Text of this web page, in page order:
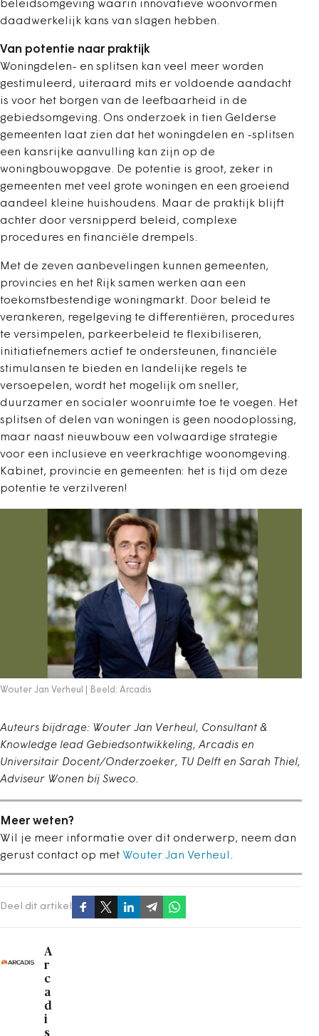
beleidsomgeving waarin innovatieve woonvormen
daadwerkelijk kans van slagen hebben.
Van potentie naar praktijk
Woningdelen- en splitsen kan veel meer worden
gestimuleerd, uiteraard mits er voldoende aandacht
is voor het borgen van de leefbaarheid in de
gebiedsomgeving. Ons onderzoek in tien Gelderse
gemeenten laat zien dat het woningdelen en -splitsen
een kansrijke aanvulling kan zijn op de
woningbouwopgave. De potentie is groot, zeker in
gemeenten met veel grote woningen en een groeiend
aandeel kleine huishoudens. Maar de praktijk blijft
achter door versnipperd beleid, complexe
procedures en financiële drempels.
Met de zeven aanbevelingen kunnen gemeenten,
provincies en het Rijk samen werken aan een
toekomstbestendige woningmarkt. Door beleid te
verankeren, regelgeving te differentiëren, procedures
te versimpelen, parkeerbeleid te flexibiliseren,
initiatiefnemers actief te ondersteunen, financiële
stimulansen te bieden en landelijke regels te
versoepelen, wordt het mogelijk om sneller,
duurzamer en socialer woonruimte toe te voegen. Het
splitsen of delen van woningen is geen noodoplossing,
maar naast nieuwbouw een volwaardige strategie
voor een inclusieve en veerkrachtige woonomgeving.
Kabinet, provincie en gemeenten: het is tijd om deze
potentie te verzilveren!
Wouter Jan Verheul | Beeld: Arcadis
Auteurs bijdrage: Wouter Jan Verheul, Consultant &
Knowledge lead Gebiedsontwikkeling, Arcadis en
Universitair Docent/Onderzoeker, TU Delft en Sarah Thiel,
Adviseur Wonen bij Sweco.
Meer weten?
Wil je meer informatie over dit onderwerp, neem dan
gerust contact op met Wouter Jan Verheul .
Deel dit artikel
A
r
c
a
d
i
s